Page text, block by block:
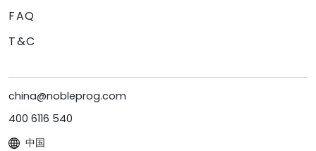
FAQ
T&C
china@nobleprog.com
400 6116 540
中国